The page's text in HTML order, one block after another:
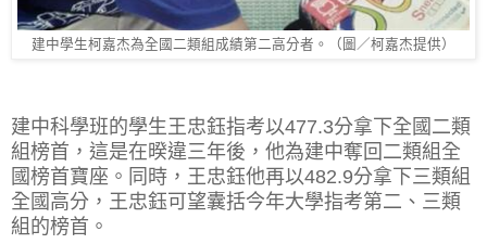
建中學生柯嘉杰為全國二類組成績第二高分者。（圖／柯嘉杰提供）
建中科學班的學生王忠鈺指考以477.3分拿下全國二類
組榜首，這是在暌違三年後，他為建中奪回二類組全
國榜首寶座。同時，王忠鈺他再以482.9分拿下三類組
全國高分，王忠鈺可望囊括今年大學指考第二、三類
組的榜首。